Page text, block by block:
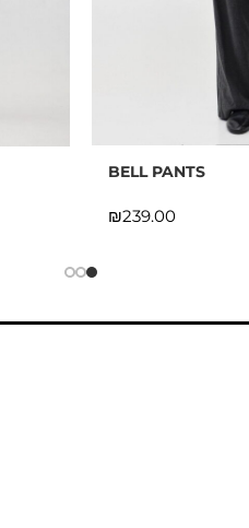
BELL PANTS
₪